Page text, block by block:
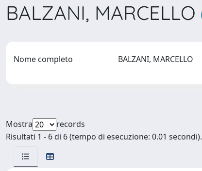
BALZANI, MARCELLO
Nome completo BALZANI, MARCELLO
Mostra
records
Risultati 1 - 6 di 6 (tempo di esecuzione: 0.01 secondi).